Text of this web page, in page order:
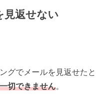
見返せない
グでメールを見返せたと
切できません。